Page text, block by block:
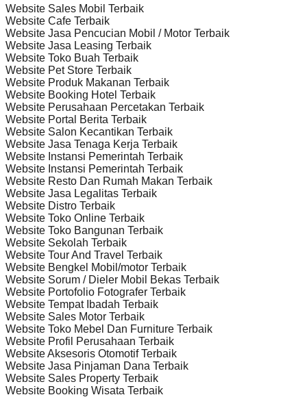
Website Sales Mobil Terbaik
Website Cafe Terbaik
Website Jasa Pencucian Mobil / Motor Terbaik
Website Jasa Leasing Terbaik
Website Toko Buah Terbaik
Website Pet Store Terbaik
Website Produk Makanan Terbaik
Website Booking Hotel Terbaik
Website Perusahaan Percetakan Terbaik
Website Portal Berita Terbaik
Website Salon Kecantikan Terbaik
Website Jasa Tenaga Kerja Terbaik
Website Instansi Pemerintah Terbaik
Website Instansi Pemerintah Terbaik
Website Resto Dan Rumah Makan Terbaik
Website Jasa Legalitas Terbaik
Website Distro Terbaik
Website Toko Online Terbaik
Website Toko Bangunan Terbaik
Website Sekolah Terbaik
Website Tour And Travel Terbaik
Website Bengkel Mobil/motor Terbaik
Website Sorum / Dieler Mobil Bekas Terbaik
Website Portofolio Fotografer Terbaik
Website Tempat Ibadah Terbaik
Website Sales Motor Terbaik
Website Toko Mebel Dan Furniture Terbaik
Website Profil Perusahaan Terbaik
Website Aksesoris Otomotif Terbaik
Website Jasa Pinjaman Dana Terbaik
Website Sales Property Terbaik
Website Booking Wisata Terbaik